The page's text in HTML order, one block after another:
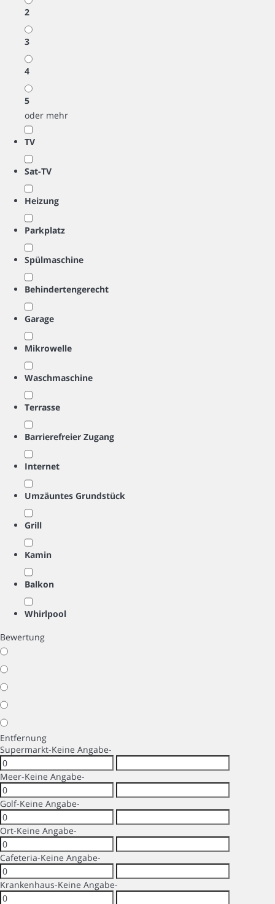
2
3
4
5
oder mehr
TV
Sat-TV
Heizung
Parkplatz
Spülmaschine
Behindertengerecht
Garage
Mikrowelle
Waschmaschine
Terrasse
Barrierefreier Zugang
Internet
Umzäuntes Grundstück
Grill
Kamin
Balkon
Whirlpool
Bewertung
Entfernung
Supermarkt-Keine Angabe-
Meer-Keine Angabe-
Golf-Keine Angabe-
Ort-Keine Angabe-
Cafeteria-Keine Angabe-
Krankenhaus-Keine Angabe-